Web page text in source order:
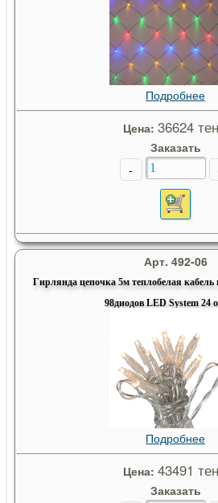
Подробнее
Цена: 36624
Заказать
-
Арт. 492-06
Гирлянда цепочка 5м теплобелая
98диодов LED System 24
Подробнее
Цена: 43491
Заказать